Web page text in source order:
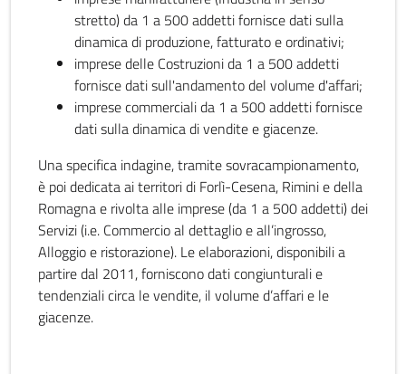
stretto) da 1 a 500 addetti fornisce dati sulla
dinamica di produzione, fatturato e ordinativi;
imprese delle Costruzioni da 1 a 500 addetti
fornisce dati sull'andamento del volume d'affari;
imprese commerciali da 1 a 500 addetti fornisce
dati sulla dinamica di vendite e giacenze.
Una specifica indagine, tramite sovracampionamento,
è poi dedicata ai territori di Forlì-Cesena, Rimini e della
Romagna e rivolta alle imprese (da 1 a 500 addetti) dei
Servizi (i.e. Commercio al dettaglio e all’ingrosso,
Alloggio e ristorazione). Le elaborazioni, disponibili a
partire dal 2011, forniscono dati congiunturali e
tendenziali circa le vendite, il volume d’affari e le
giacenze.